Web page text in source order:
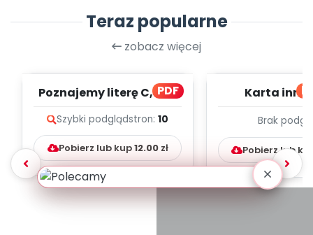
Teraz popularne
zobacz więcej
PDF
Poznajemy literę C, cz. 1
Szybki podglądstron: 10
Pobierz lub kup12.00zł
Karta
Brak
Pobierz lub